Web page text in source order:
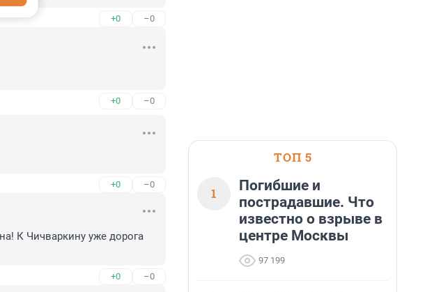
+0 –0
+0 –0
+0 –0
К Чичваркину уже дорога
+0 –0
ТОП 5
1
Погибшие и
пострадавшие. Что
известно о взрыве в
центре Москвы
97 199